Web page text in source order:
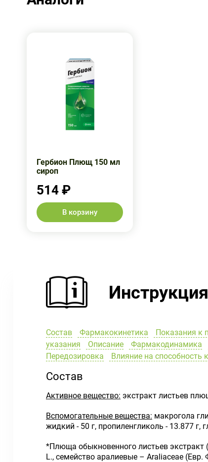
Гербион Плющ 150 мл
сироп
514 ₽
В корзину
Состав Фармакокинетика Показания к
указания
Описание Фармакодинамика
Передозировка
Влияние на
Состав
Активное вещество: экстракт листьев
Вспомогательные вещества: макрогола
жидкий - 50 г, пропиленгликоль - 13.877 г,
*Плюща обыкновенного листьев экстракт
L., семейство аралиевые – Araliaceae